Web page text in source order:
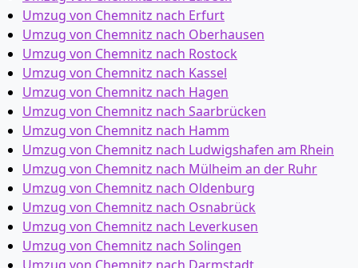
Umzug von Chemnitz nach Erfurt
Umzug von Chemnitz nach Oberhausen
Umzug von Chemnitz nach Rostock
Umzug von Chemnitz nach Kassel
Umzug von Chemnitz nach Hagen
Umzug von Chemnitz nach Saarbrücken
Umzug von Chemnitz nach Hamm
Umzug von Chemnitz nach Ludwigshafen am Rhein
Umzug von Chemnitz nach Mülheim an der Ruhr
Umzug von Chemnitz nach Oldenburg
Umzug von Chemnitz nach Osnabrück
Umzug von Chemnitz nach Leverkusen
Umzug von Chemnitz nach Solingen
Umzug von Chemnitz nach Darmstadt